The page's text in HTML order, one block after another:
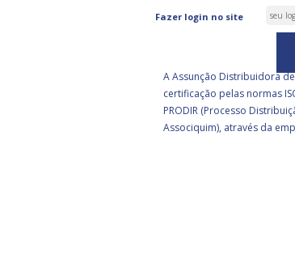
Fazer login no site
ASSUNÇÃO
CERTIFICADA PELA
A Assunção Distribuidora
certificação pelas normas
PRODIR (Processo
Associquim), através da